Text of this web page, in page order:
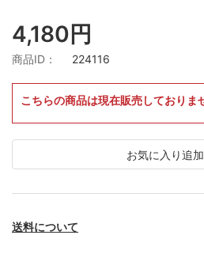
4,180円
商品ID： 224116
こちらの商品は現在販売しておりま
お気に入り追加
送料について